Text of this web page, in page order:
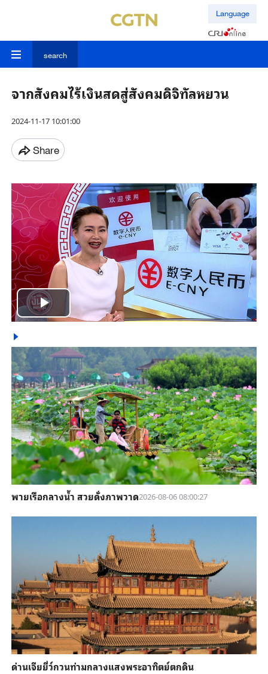
Language
search
จากสังคมไร้เงินสดสู่สังคมดิจิทัลหยวน
2024-11-17 10:01:00
Share
Play
Video
พายเรือกลางน้ำ สวยดั่งภาพวาด2026-08-06 08:00:27
ด่านเจียยี่ว์กวนท่ามกลางแสงพระอาทิตย์ตกดิน